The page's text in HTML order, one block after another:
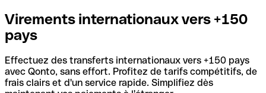
Virements internationaux vers +150
pays
Effectuez des transferts internationaux vers +150 pays
avec Qonto, sans effort. Profitez de tarifs compétitifs, de
frais clairs et d'un service rapide. Simplifiez dès